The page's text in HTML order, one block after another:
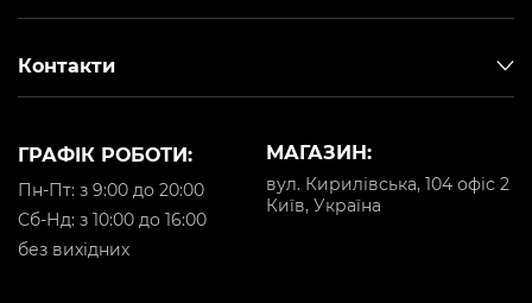
Контакти
МАГАЗИН:
вул. Кирилівська, 104 офіс 2
Київ, Україна
ГРАФІК РОБОТИ:
Пн-Пт: з 9:00 до 20:00
Cб-Нд: з 10:00 до 16:00
без вихідних